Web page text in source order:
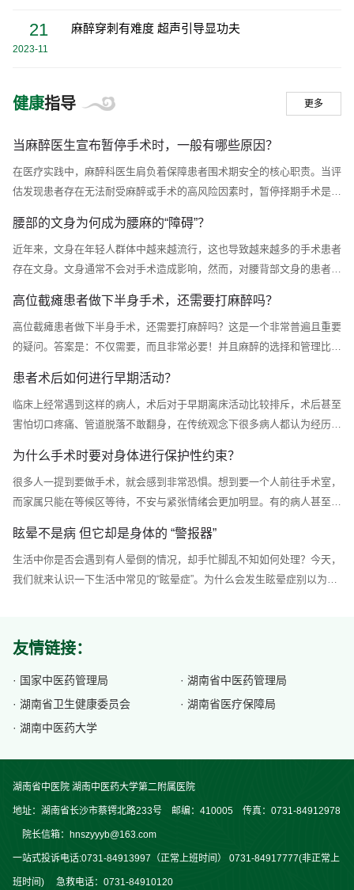
21
2023-11
麻醉穿刺有难度 超声引导显功夫
健康指导 更多
当麻醉医生宣布暂停手术时，一般有哪些原因？
在医疗实践中，麻醉科医生肩负着保障患者围术期安全的核心职责。当评
估发现患者存在无法耐受麻醉或手术的高风险因素时，暂停择期手术是规
管系统（最常见和关键的原因）这是麻醉医生评估的重中之重，因为麻醉
和手术本身就会对循环系统产生巨大压力。1.急性或未控制的心脏事件/
状态：近期心肌梗死：通常建议在心肌梗死后至少推迟4-6周（除非是急
腰部的文身为何成为腰麻的“障碍”？
近年来，文身在年轻人群体中越来越流行，这也导致越来越多的手术患者
存在文身。文身通常不会对手术造成影响，然而，对腰背部文身的患者实
的精髓在于将麻醉药物精准注入包裹脊髓的“蛛网膜下腔”。这一过程需要
穿刺针依次穿过皮肤、皮下组织、韧带，最终到达目标间隙。绝大多数情
况下，位于腰椎穿刺部位的文身，并不构成椎管内麻醉（俗称“半身麻
高位截瘫患者做下半身手术，还需要打麻醉吗？
高位截瘫患者做下半身手术，还需要打麻醉吗？这是一个非常普遍且重要
的疑问。答案是：不仅需要，而且非常必要！并且麻醉的选择和管理比普
当我们提到“高位截瘫”，通常指脊髓在胸椎水平以上受到严重损伤，导致
损伤平面以下的感觉和运动功能丧失。患者可能会想：“我的腿和肚子已
经没有知觉了，做手术直接切不就行了，为什么还要打麻药？”这种想法
患者术后如何进行早期活动？
临床上经常遇到这样的病人，术后对于早期离床活动比较排斥，术后甚至
害怕切口疼痛、管道脱落不敢翻身，在传统观念下很多病人都认为经历了
围手术期管理专家共识，术后应早期活动，长期卧床不仅增加下肢静脉血
栓形成的风险，还会产生胰岛素抵抗、肌蛋白丢失、肺功能损害及组织氧
合不全等其他不良反应。一、影响术后活动的主要因素1、切口疼痛：是
为什么手术时要对身体进行保护性约束？
很多人一提到要做手术，就会感到非常恐惧。想到要一个人前往手术室，
而家属只能在等候区等待，不安与紧张情绪会更加明显。有的病人甚至身
手脚“捆”住时，会感觉到更加可怕。其实，这种“捆绑”主要是为了保护病
人。接下来，让我们一起了解手术室内会做哪些保护性约束。一、为什么
要做保护性约束1、防止意外活动干扰手术有些患者可能在手术过程中会
眩晕不是病 但它却是身体的 “警报器”​
生活中你是否会遇到有人晕倒的情况，却手忙脚乱不知如何处理？今天，
我们就来认识一下生活中常见的“眩晕症”。为什么会发生眩晕症别以为眩
家最先想到的可能就是低血糖了吧，大部分晕倒或者眩晕的人可能都是低
血糖导致的，加上很多人不爱吃早餐，在上午靠近吃午饭的时候，摄入血
糖不够，...
友情链接：
· 国家中医药管理局
· 湖南省中医药管理局
· 湖南省卫生健康委员会
· 湖南省医疗保障局
· 湖南中医药大学
湖南省中医院 湖南中医药大学第二附属医院
地址：湖南省长沙市蔡锷北路233号 邮编：410005 传真：0731-84912978
院长信箱：hnszyyyb@163.com
一站式投诉电话:0731-84913997（正常上班时间） 0731-84917777(非正常上
班时间) 急救电话：0731-84910120